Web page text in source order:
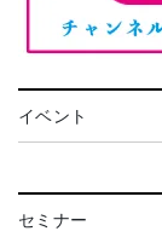
イベント
セミナー